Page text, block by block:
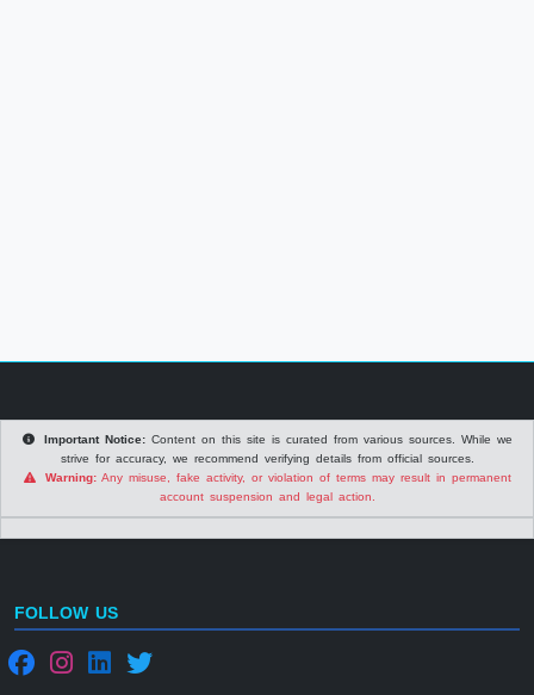
Important Notice:Content on this site is curated from various sources. While we
strive for accuracy, we recommend verifying details from official sources.
Warning:Any misuse, fake activity, or violation of terms may result in permanent
account suspension and legal action.
FOLLOW US